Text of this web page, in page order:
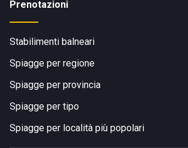
Prenotazioni
Stabilimenti balneari
Spiagge per regione
Spiagge per provincia
Spiagge per tipo
Spiagge per località più popolari